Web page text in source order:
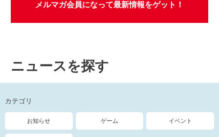
メルマガ会員になって最新情報をゲット！
ニュースを探す
カテゴリ
お知らせ ゲーム イベント